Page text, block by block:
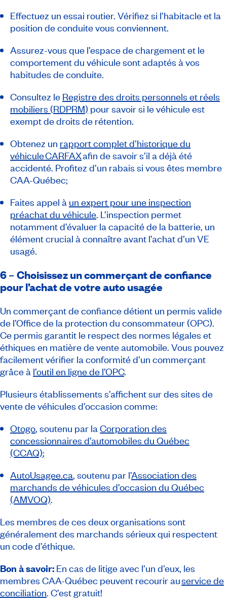
Effectuez un essai routier. Vérifiez si l’habitacle et la
position de conduite vous conviennent.
Assurez-vous que l’espace de chargement et le
comportement du véhicule sont adaptés à vos
habitudes de conduite.
Consultez le Registre des droits personnels et réels
mobiliers (RDPRM) pour savoir si le véhicule est
exempt de droits de rétention.
Obtenez un rapport complet d’historique du
véhicule CARFAXafin de savoir s’il a déjà été
accidenté. Profitez d’un rabais si vous êtes membre
CAA-Québec;
Faites appel à un expert pour une inspection
préachat du véhicule. L’inspection permet
notamment d’évaluer la capacité de la batterie, un
élément crucial à connaître avant l’achat d’un VE
usagé.
6 – Choisissez un commerçant de confiance
pour l’achat de votre auto usagée
Un commerçant de confiance détient un permis valide
de l’Office de la protection du consommateur (OPC).
Ce permis garantit le respect des normes légales et
éthiques en matière de vente automobile. Vous pouvez
facilement vérifier la conformité d’un commerçant
grâce à l’outil en ligne de l’OPC.
Plusieurs établissements s’affichent sur des sites de
vente de véhicules d’occasion comme:
Otogo, soutenu par laCorporation des
concessionnaires d’automobiles du Québec
(CCAQ);
AutoUsagee.ca, soutenu par l’Association des
marchands de véhicules d’occasion du Québec
(AMVOQ).
Les membres de ces deux organisations sont
généralement des marchands sérieux qui respectent
un code d’éthique.
Bon à savoir: En cas de litige avec l’un d’eux, les
membres CAA-Québec peuvent recourir auservice de
conciliation. C’est gratuit!